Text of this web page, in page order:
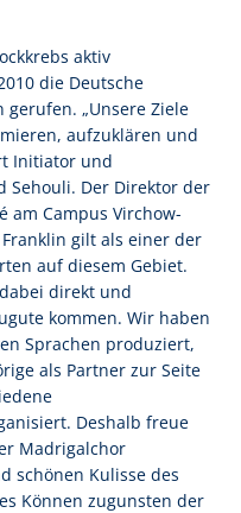
aktiv
die Deutsche
gerufen. „Unsere Ziele
aufzuklären und
Initiator und
Sehouli. Der Direktor der
am Campus Virchow-
gilt als einer der
auf diesem Gebiet.
direkt und
kommen. Wir haben
Sprachen produziert,
als Partner zur Seite
Deshalb freue
Madrigalchor
schönen Kulisse des
Können zugunsten der